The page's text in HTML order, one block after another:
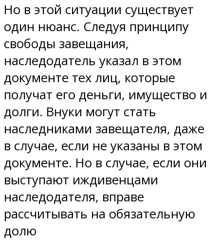
Но в этой ситуации существует
один нюанс. Следуя принципу
свободы завещания,
наследодатель указал в этом
документе тех лиц, которые
получат его деньги, имущество и
долги. Внуки могут стать
наследниками завещателя, даже
в случае, если не указаны в этом
документе. Но в случае, если они
выступают иждивенцами
наследодателя, вправе
рассчитывать на обязательную
долю